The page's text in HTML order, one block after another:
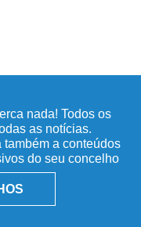
nada! Todos os
as notícias.
também a conteúdos
do seu concelho